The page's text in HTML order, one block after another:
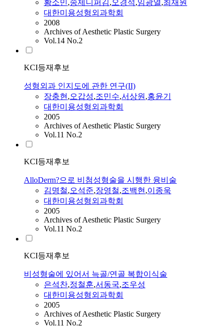
황소민,송제니퍼김,오경석,임광열,최재원
대한미용성형외과학회
2008
Archives of Aesthetic Plastic Surgery
Vol.14 No.2
KCI등재후보
성형외과 인지도에 관한 연구(II)
장충현,오갑성,조민수,서상원,홍윤기
대한미용성형외과학회
2005
Archives of Aesthetic Plastic Surgery
Vol.11 No.2
KCI등재후보
AlloDerm?으로 비첨성형술을 시행한 융비술
김명철,오석준,장영철,조백현,이종욱
대한미용성형외과학회
2005
Archives of Aesthetic Plastic Surgery
Vol.11 No.2
KCI등재후보
비성형술에 있어서 늑골/연골 복합이식술
은석찬,정철훈,서동국,조우성
대한미용성형외과학회
2005
Archives of Aesthetic Plastic Surgery
Vol.11 No.2